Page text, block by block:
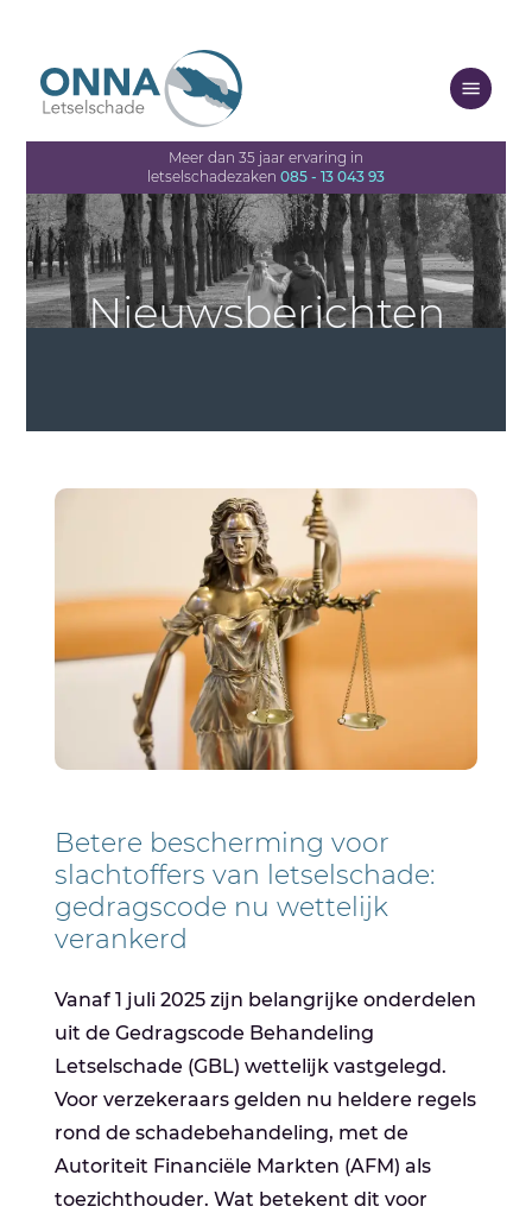
Meer dan 35 jaar ervaring in
letselschadezaken 085 - 13 043 93
Nieuwsberichten
Betere bescherming voor
slachtoffers van letselschade:
gedragscode nu wettelijk
verankerd
Vanaf 1 juli 2025 zijn belangrijke onderdelen
uit de Gedragscode Behandeling
Letselschade (GBL) wettelijk vastgelegd.
Voor verzekeraars gelden nu heldere regels
rond de schadebehandeling, met de
Autoriteit Financiële Markten (AFM) als
toezichthouder. Wat betekent dit voor